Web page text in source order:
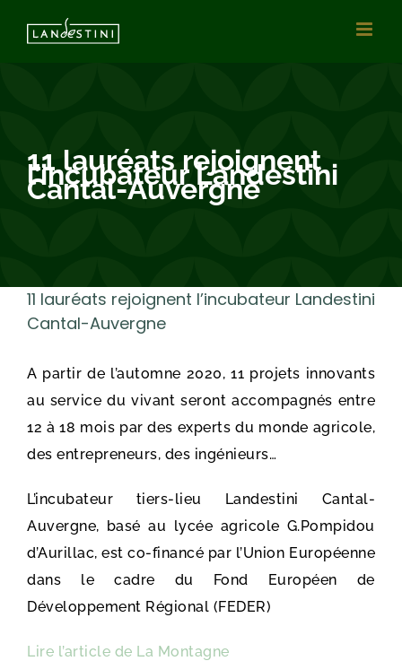
11 lauréats rejoignent
l’incubateur Landestini
Cantal-Auvergne
11 lauréats rejoignent l’incubateur Landestini
Cantal-Auvergne
A partir de l’automne 2020, 11 projets innovants
au service du vivant seront accompagnés entre
12 à 18 mois par des experts du monde agricole,
des entrepreneurs, des ingénieurs…
L’incubateur tiers-lieu Landestini Cantal-
Auvergne, basé au lycée agricole G.Pompidou
d’Aurillac, est co-financé par l’Union Européenne
dans le cadre du Fond Européen de
Développement Régional (FEDER)
Lire l’article de La Montagne